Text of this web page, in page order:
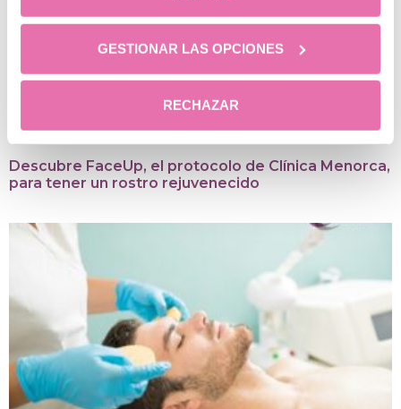
GESTIONAR LAS OPCIONES
RECHAZAR
Descubre FaceUp, el protocolo de Clínica Menorca,
para tener un rostro rejuvenecido